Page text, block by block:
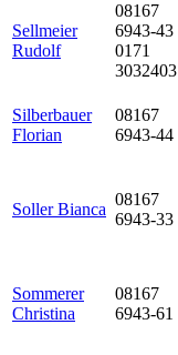
Sellmeier
Rudolf
08167
6943-43
0171
3032403
Silberbauer
Florian
08167
6943-44
Soller Bianca
08167
6943-33
Sommerer
Christina
08167
6943-61